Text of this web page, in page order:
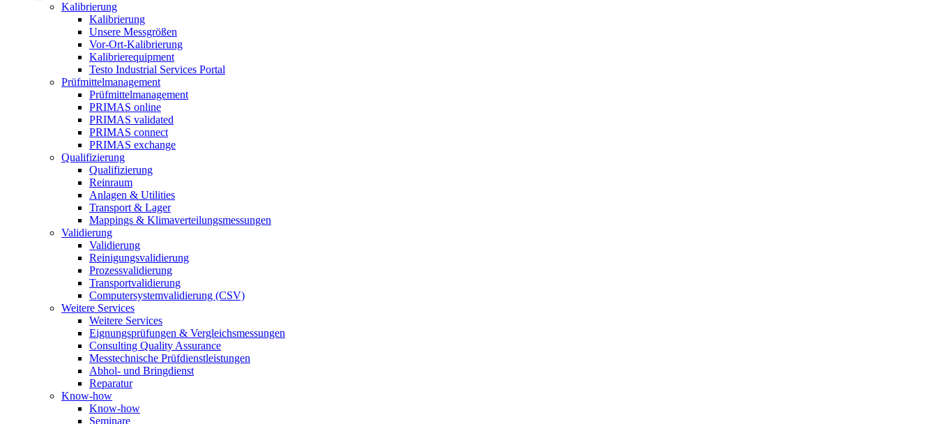
Kalibrierung
Kalibrierung
Unsere Messgrößen
Vor-Ort-Kalibrierung
Kalibrierequipment
Testo Industrial Services Portal
Prüfmittelmanagement
Prüfmittelmanagement
PRIMAS online
PRIMAS validated
PRIMAS connect
PRIMAS exchange
Qualifizierung
Qualifizierung
Reinraum
Anlagen & Utilities
Transport & Lager
Mappings & Klimaverteilungsmessungen
Validierung
Validierung
Reinigungsvalidierung
Prozessvalidierung
Transportvalidierung
Computersystemvalidierung (CSV)
Weitere Services
Weitere Services
Eignungsprüfungen & Vergleichsmessungen
Consulting Quality Assurance
Messtechnische Prüfdienstleistungen
Abhol- und Bringdienst
Reparatur
Know-how
Know-how
Seminare